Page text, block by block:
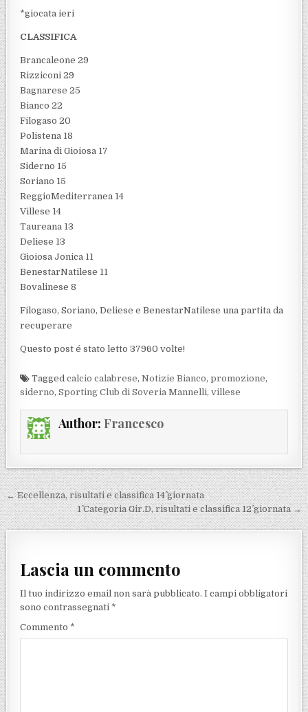
*giocata ieri
CLASSIFICA
Brancaleone 29
Rizziconi 29
Bagnarese 25
Bianco 22
Filogaso 20
Polistena 18
Marina di Gioiosa 17
Siderno 15
Soriano 15
ReggioMediterranea 14
Villese 14
Taureana 13
Deliese 13
Gioiosa Jonica 11
BenestarNatilese 11
Bovalinese 8
Filogaso, Soriano, Deliese e BenestarNatilese una partita da
recuperare
Questo post é stato letto 37960 volte!
Taggedcalcio calabrese,Notizie Bianco,promozione,
siderno,Sporting Club di Soveria Mannelli,villese
Author: Francesco
Navigazione articoli
← Eccellenza, risultati e classifica 14^ giornata
1^ Categoria Gir.D, risultati e classifica 12^ giornata →
Lascia un commento
Il tuo indirizzo email non sarà pubblicato. I campi obbligatori
sono contrassegnati *
Commento *